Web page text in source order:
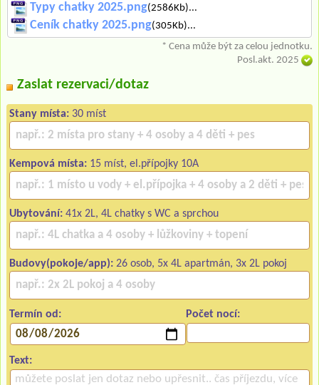
Typy chatky 2025.png(2586Kb)...
Ceník chatky 2025.png(305Kb)...
* Cena může být za celou jednotku.
Posl.akt. 2025
Zaslat rezervaci/dotaz
Stany místa: 30 míst
Kempová místa: 15 míst, el.přípojky 10A
Ubytování: 41x 2L, 4L chatky s WC a sprchou
Budovy(pokoje/app): 26 osob, 5x 4L apartmán, 3x 2L pokoj
Termín od: Počet nocí:
Text: